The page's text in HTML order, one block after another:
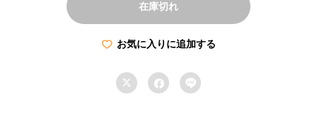
在庫切れ
お気に入りに追加する
  